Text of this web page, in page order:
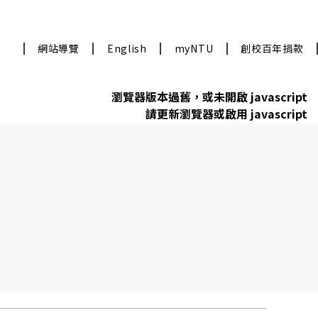
網站導覽 English myNTU 創校百年捐款
瀏覽器版本過舊，或未開啟 javascript
請更新瀏覽器或啟用 javascript